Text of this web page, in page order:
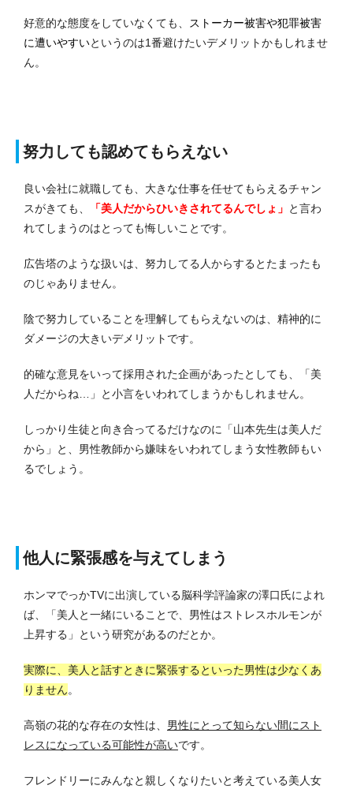
好意的な態度をしていなくても、
ストーカー被害や犯罪被害
に遭いやすいというのは1番避けたいデメリットかもしれませ
ん。
努力しても認めてもらえない
良い会社に就職しても、大きな仕事を任せてもらえるチャン
スがきても、
「美人だからひいきされてるんでしょ」 と言わ
れてしまうのはとっても悔しいことです。
広告塔のような扱いは、努力してる人からするとたまったも
のじゃありません。
陰で努力していることを理解してもらえないのは、精神的に
ダメージの大きいデメリットです。
的確な意見をいって採用された企画があったとしても、「美
人だからね…」と小言をいわれてしまうかもしれません。
しっかり生徒と向き合ってるだけなのに「山本先生は美人だ
から」と、男性教師から嫌味をいわれてしまう女性教師もい
るでしょう。
他人に緊張感を与えてしまう
ホンマでっかTVに出演している脳科学評論家の澤口氏によれ
ば、「美人と一緒にいることで、男性はストレスホルモンが
上昇する」という研究があるのだとか。
実際に、美人と話すときに緊張するといった男性は少なくあ
りません。
高嶺の花的な存在の女性は、 男性にとって知らない間にスト
レスになっている可能性が高いです。
フレンドリーにみんなと親しくなりたいと考えている美人女